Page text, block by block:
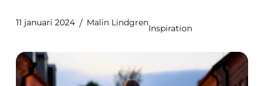
11 januari 2024 Malin Lindgren
Inspiration